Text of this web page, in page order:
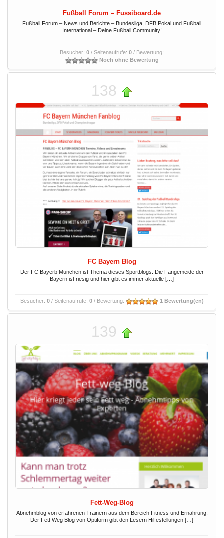
Fußball Forum – Fussiboard.de
Fußball Forum – News und Berichte – Bundesliga, DFB Pokal und Fußball
International – Deine Fußball Community!
Besucher: 0 / Seitenaufrufe: 0 / Bewertung:
Noch ohne Bewertung
138
FC Bayern Blog
Der FC Bayerb München ist Thema dieses Sportblogs. Die Fangemeide der
Bayern ist riesig und hier gibt es immer aktuelle […]
Besucher: 0/ Seitenaufrufe: 0/ Bewertung: 1 Bewertung(en)
139
Fett-Weg-Blog
Abnehmblog von erfahrenen Trainern aus dem Bereich Fitness und Ernährung.
Der Fett Weg Blog von Optiform gibt den Lesern Hilfestellungen […]